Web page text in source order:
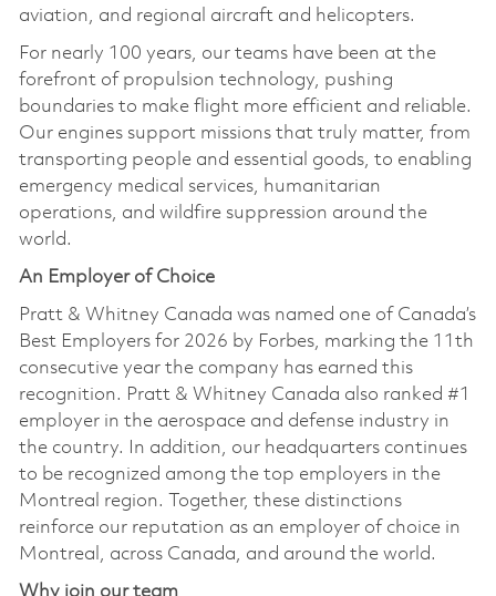
aviation, and regional aircraft and helicopters.
For nearly 100 years, our teams have been at the
forefront of propulsion technology, pushing
boundaries to make flight more efficient and reliable.
Our engines support missions that truly matter, from
transporting people and essential goods, to enabling
emergency medical services, humanitarian
operations, and wildfire suppression around the
world.
An Employer of Choice
Pratt & Whitney Canada was named one of Canada’s
Best Employers for 2026 by Forbes, marking the 11th
consecutive year the company has earned this
recognition. Pratt & Whitney Canada also ranked #1
employer in the aerospace and defense industry in
the country. In addition, our headquarters continues
to be recognized among the top employers in the
Montreal region. Together, these distinctions
reinforce our reputation as an employer of choice in
Montreal, across Canada, and around the world.
Why join our team